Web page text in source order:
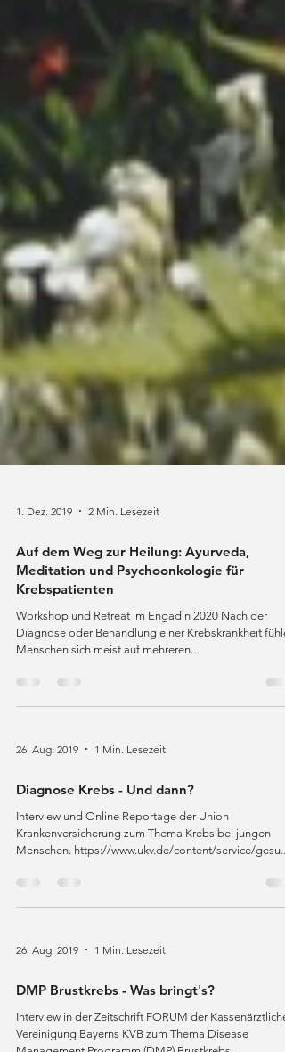
1. Dez. 2019 2 Min. Lesezeit
Auf dem Weg zur Heilung: Ayurveda,
Meditation und Psychoonkologie für
Krebspatienten
Diagnose oder Behandlung einer Krebskrankheit
26. Aug. 2019 1 Min. Lesezeit
Diagnose Krebs - Und dann?
Interview und Online Reportage der Union
Krankenversicherung zum Thema Krebs bei jungen
26. Aug. 2019 1 Min. Lesezeit
DMP Brustkrebs - Was bringt's?